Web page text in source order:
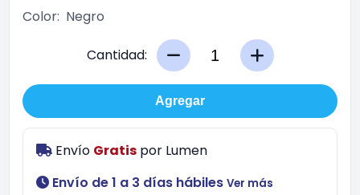
Color: Negro
Cantidad:
Agregar
Envío Gratis por Lumen
Envío de 1 a 3 días hábiles Ver más